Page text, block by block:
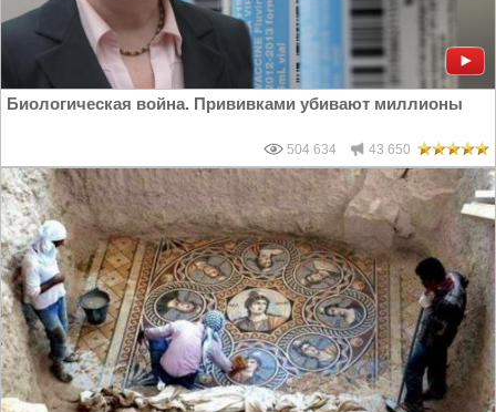
Биологическая война. Прививками убивают миллионы
504 634 43 650